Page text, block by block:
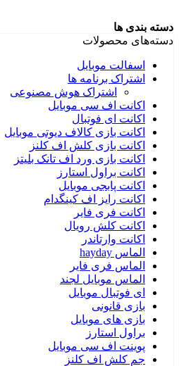
دسته بندی ها
دسته‌های محصولات
اسفالت موبایل
اشتراک برنامه ها
اشتراک هوش مصنوعی
اکانت اف سی موبایل
اکانت ای فوتبال
اکانت بازی کالاف دیوتی موبایل
اکانت بازی کلش اف کلنز
اکانت بازی ورد اف تانک بلیتز
اکانت براول استارز
اکانت پابجی موبایل
اکانت رایز اف کینگدام
اکانت فری فایر
اکانت کلش رویال
اکانت وارتاندر
الماس hayday
الماس فری فایر
الماس موبایل لجند
ای فوتبال موبایل
بازی قانونی
بازی های موبایل
براول استارز
پوینت اف سی موبایل
جم کلش اف کلنز